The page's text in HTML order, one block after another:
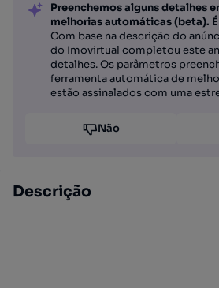
Preenchemos alguns detalhes
melhorias automáticas (beta).
Com base na descrição do
do Imovirtual completou este
detalhes. Os parâmetros
ferramenta automática de
estão assinalados com uma
Não
Descrição